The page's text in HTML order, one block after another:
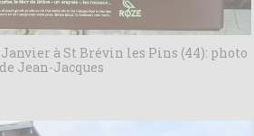
à St Brévin les Pins (44): photo
de Jean-Jacques